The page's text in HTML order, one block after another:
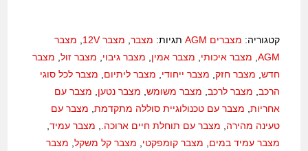
קטגוריה: מצברים AGM תגיות: מצבר, מצבר 12V , מצבר
AGM
, מצבר איכותי, מצבר אמין, מצבר גיבוי, מצבר זול, מצבר
חדש, מצבר חזק, מצבר ייחודי, מצבר ליתיום, מצבר לכל סוגי
הרכב, מצבר לרכב, מצבר משומש, מצבר נטען, מצבר עם
אחריות, מצבר עם טכנולוגיית סוללה מתקדמת, מצבר עם
טעינה מהירה, מצבר עם תוחלת חיים ארוכה., מצבר עמיד,
מצבר עמיד במים, מצבר קומפקטי, מצבר קל משקל, מצבר